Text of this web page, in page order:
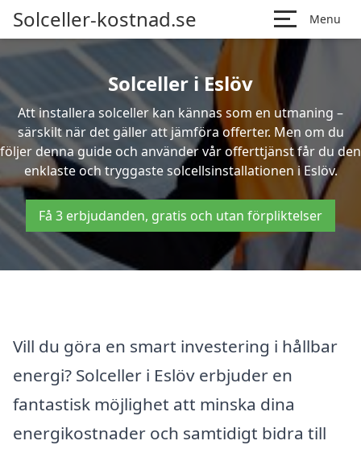
Solceller-kostnad.se Menu
Solceller i Eslöv
Att installera solceller kan kännas som en utmaning –
särskilt när det gäller att jämföra offerter. Men om du
följer denna guide och använder vår offerttjänst får du den
enklaste och tryggaste solcellsinstallationen i Eslöv.
Få 3 erbjudanden, gratis och utan förpliktelser
Vill du göra en smart investering i hållbar
energi? Solceller i Eslöv erbjuder en
fantastisk möjlighet att minska dina
energikostnader och samtidigt bidra till